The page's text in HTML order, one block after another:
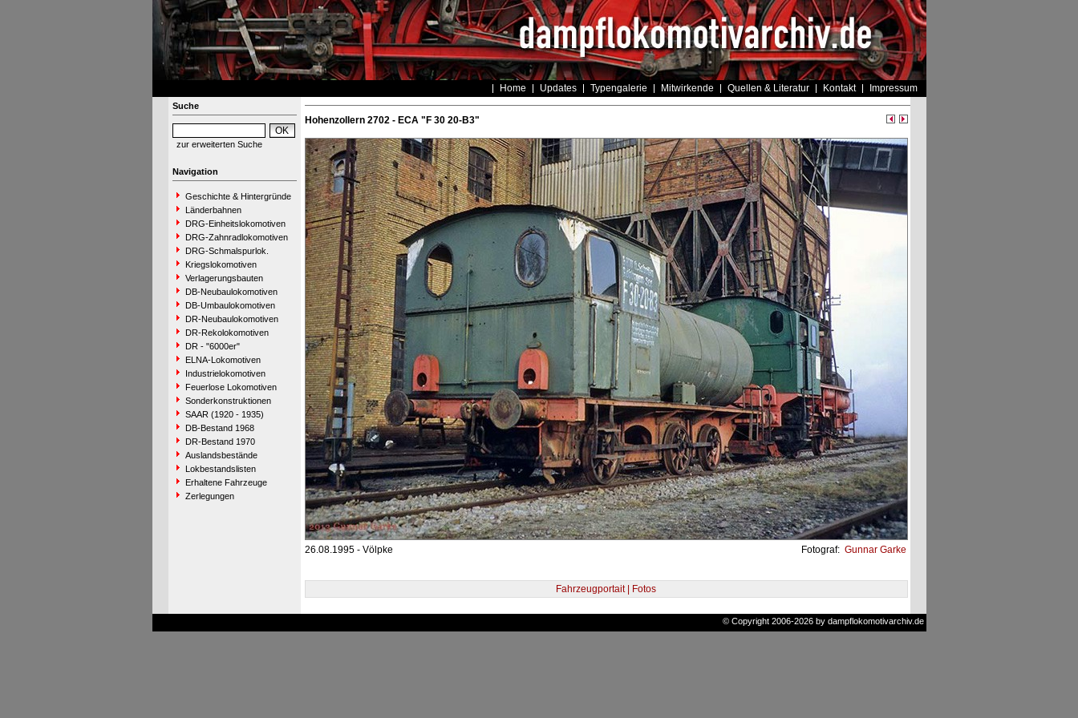
Home Updates Typengalerie Mitwirkende Quellen & Literatur Kontakt Impressum
Suche
zur erweiterten Suche
Navigation
Geschichte & Hintergründe
Länderbahnen
DRG-Einheitslokomotiven
DRG-Zahnradlokomotiven
DRG-Schmalspurlok.
Kriegslokomotiven
Verlagerungsbauten
DB-Neubaulokomotiven
DB-Umbaulokomotiven
DR-Neubaulokomotiven
DR-Rekolokomotiven
DR - "6000er"
ELNA-Lokomotiven
Industrielokomotiven
Feuerlose Lokomotiven
Sonderkonstruktionen
SAAR (1920 - 1935)
DB-Bestand 1968
DR-Bestand 1970
Auslandsbestände
Lokbestandslisten
Erhaltene Fahrzeuge
Zerlegungen
Hohenzollern 2702 - ECA "F 30 20-B3"
26.08.1995 - Völpke Fotograf: Gunnar Garke
Fahrzeugportait | Fotos
© Copyright 2006-2026 by dampflokomotivarchiv.de